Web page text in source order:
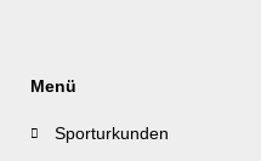
Menü
Sporturkunden